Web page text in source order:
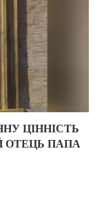
ЦІННІСТЬ
ОТЕЦЬ ПАПА